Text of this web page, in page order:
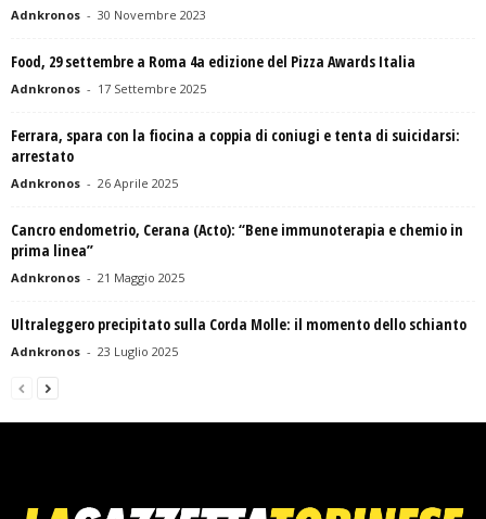
Adnkronos - 30 Novembre 2023
Food, 29 settembre a Roma 4a edizione del Pizza Awards Italia
Adnkronos - 17 Settembre 2025
Ferrara, spara con la fiocina a coppia di coniugi e tenta di suicidarsi:
arrestato
Adnkronos - 26 Aprile 2025
Cancro endometrio, Cerana (Acto): “Bene immunoterapia e chemio in
prima linea”
Adnkronos - 21 Maggio 2025
Ultraleggero precipitato sulla Corda Molle: il momento dello schianto
Adnkronos - 23 Luglio 2025